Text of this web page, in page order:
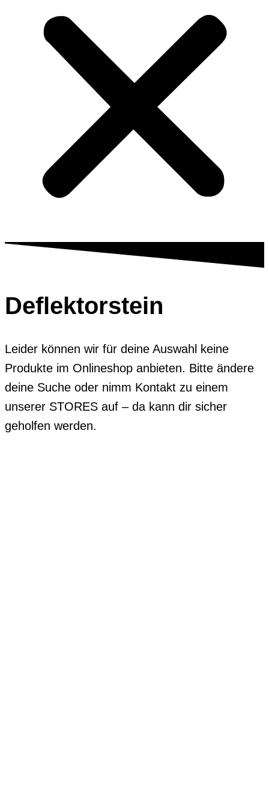
Deflektorstein
Leider können wir für deine Auswahl keine
Produkte im Onlineshop anbieten. Bitte ändere
deine Suche oder nimm Kontakt zu einem
unserer STORES auf – da kann dir sicher
geholfen werden.